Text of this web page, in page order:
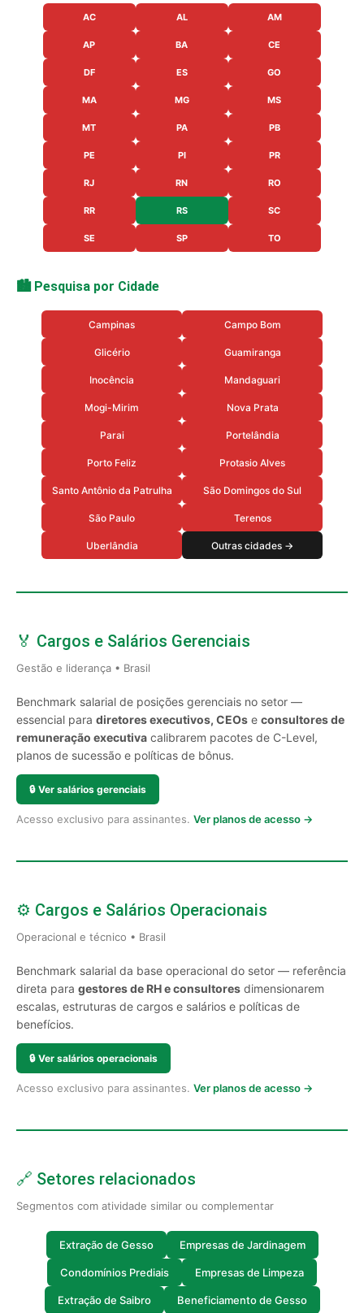
AC AL AM
AP BA CE
DF ES GO
MA MG MS
MT PA PB
PE PI PR
RJ RN RO
RR RS SC
SE SP TO
🏙️ Pesquisa por Cidade
Campinas Campo Bom
Glicério Guamiranga
Inocência Mandaguari
Mogi-Mirim Nova Prata
Parai Portelândia
Porto Feliz Protasio Alves
Santo Antônio da Patrulha São Domingos do Sul
São Paulo Terenos
Uberlândia Outras cidades →
🏅 Cargos e Salários Gerenciais
Gestão e liderança • Brasil
Benchmark salarial de posições gerenciais no setor —
essencial para diretores executivos, CEOs e consultores de
remuneração executiva calibrarem pacotes de C-Level,
planos de sucessão e políticas de bônus.
🔒 Ver salários gerenciais
Acesso exclusivo para assinantes. Ver planos de acesso →
⚙️ Cargos e Salários Operacionais
Operacional e técnico • Brasil
Benchmark salarial da base operacional do setor — referência
direta para gestores de RH e consultores dimensionarem
escalas, estruturas de cargos e salários e políticas de
benefícios.
🔒 Ver salários operacionais
Acesso exclusivo para assinantes. Ver planos de acesso →
🔗 Setores relacionados
Segmentos com atividade similar ou complementar
Extração de Gesso Empresas de Jardinagem
Condomínios Prediais Empresas de Limpeza
Extração de Saibro Beneficiamento de Gesso